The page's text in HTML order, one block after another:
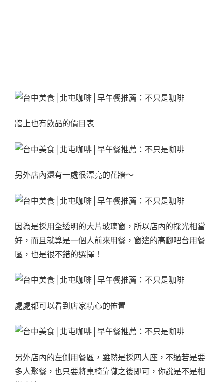
牆上也有飲品的價目表
另外店內還有一處很漂亮的花牆～
因為是採用全透明的大片玻璃窗，所以店內的採光相當
好，而且就算是一個人前來用餐，窗邊的高腳吧台用餐
區，也是很不錯的選擇！
處處都可以看到店家精心的佈置
另外店內的左側用餐區，雖然是採四人座，不過若是要
多人聚餐，也只要將桌椅靠隴之後即可，你說是不是相